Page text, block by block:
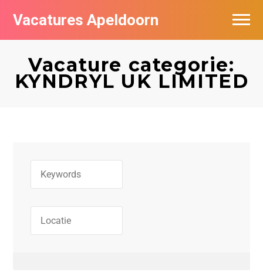
Vacatures Apeldoorn
Vacature categorie:
KYNDRYL UK LIMITED
Vacatures per bedrijf
De populairste vacatures in Apeldoorn